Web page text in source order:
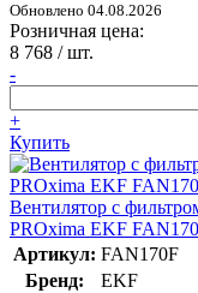
Обновлено 04.08.2026
Розничная цена:
8 768 / шт.
-
+
Купить
Вентилятор с
PROxima EKF
Артикул: FAN170F
Бренд:
EKF